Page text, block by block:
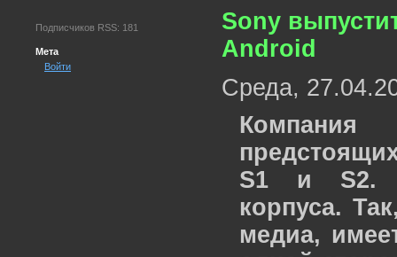
Подписчиков RSS: 181
Мета
Войти
Sony
Android
Среда,
S1 и S2.
корпуса.
медиа,